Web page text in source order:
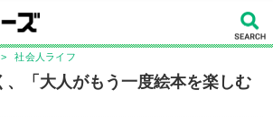
> 社会人ライフ
、「大人がもう一度絵本を楽しむ